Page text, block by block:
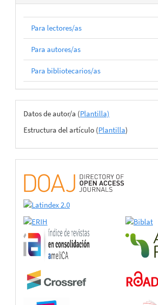
Para lectores/as
Para autores/as
Para bibliotecarios/as
Archivos
del
envío
Datos de autor/a (Plantilla)
Estructura del artículo (Plantilla)
certificado
de
adhesión